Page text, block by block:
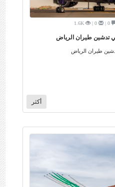
0 |
1.6K
طيران الرياض
طيران الرياض
أكثر